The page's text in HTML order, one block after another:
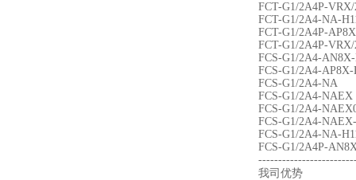
FCT-G1/2A4P-
FCT-G1/2A4-NA-
FCT-G1/2A4P-
FCT-G1/2A4P-VRX/
FCS-G1/2A4-AN8X-
FCS-G1/2A4-AP8X-
FCS-G1/2A4-NA
FCS-G1/2A4-NAEX
FCS-G1/2A4-
FCS-G1/2A4-
FCS-G1/2A4-NA-
FCS-G1/2A4P-
我司优势